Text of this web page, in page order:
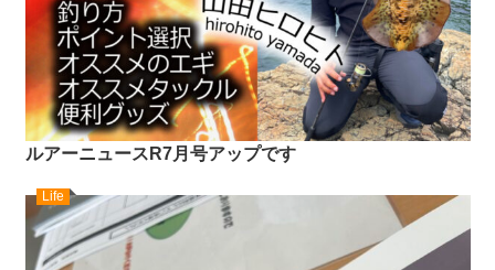
ルアーニュースR7月号アップです
Life